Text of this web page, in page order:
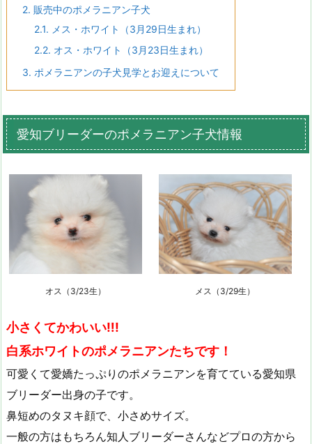
2. 販売中のポメラニアン子犬
2.1. メス・ホワイト（3月29日生まれ）
2.2. オス・ホワイト（3月23日生まれ）
3. ポメラニアンの子犬見学とお迎えについて
愛知ブリーダーのポメラニアン子犬情報
オス（3/23生） メス（3/29生）
小さくてかわいい‼!
白系ホワイトのポメラニアンたちです！
可愛くて愛嬌たっぷりのポメラニアンを育てている愛知県
ブリーダー出身の子です。
鼻短めのタヌキ顔で、小さめサイズ。
一般の方はもちろん知人ブリーダーさんなどプロの方から